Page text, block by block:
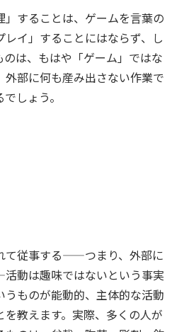
することは、ゲームを言葉の
イ」することにはならず、し
は、もはや「ゲーム」ではな
外部に何も産み出さない作業で
しょう。
て従事する——つまり、外部に
動は趣味ではないという事実
ものが能動的、主体的な活動
教えます。実際、多くの人が